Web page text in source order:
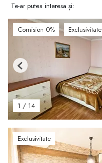
Te-ar putea interesa și:
Comision 0% Exclusivitate
1 / 14
Previous
Exclusivitate